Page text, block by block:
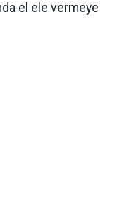
el ele vermeye